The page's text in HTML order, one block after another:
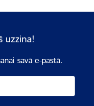
uzzina!
savā e-pastā.